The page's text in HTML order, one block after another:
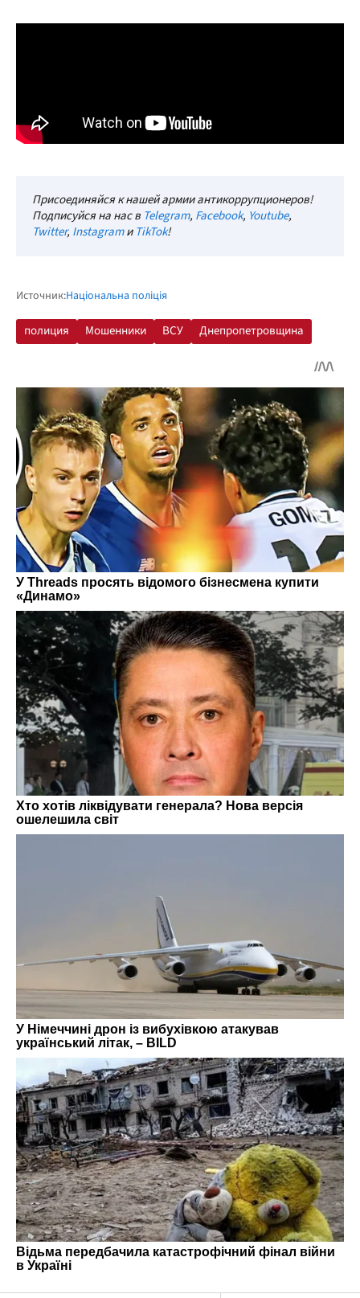
Присоединяйся к нашей армии антикоррупционеров!
Подписуйся на нас в Telegram, Facebook, Youtube,
Twitter, InstagramиTikTok!
Источник:Національна поліція
полиция Мошенники ВСУ Днепропетровщина